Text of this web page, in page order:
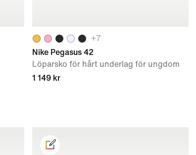
+7
Nike Pegasus 42
Löparsko för hårt underlag för ungdom
1 149 kr